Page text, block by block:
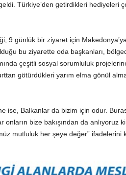
Türkiye’den getirdikleri
9 günlük bir ziyaret için
bu ziyarette oda başkanları,
çeşitli sosyal sorumluluk
götürdükleri yarım elma gönül
ise, Balkanlar da bizim için odur.
bize bakışından da anlıyoruz
mutluluk her şeye değer” ifadelerini